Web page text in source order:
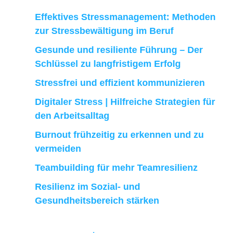
Effektives Stressmanagement: Methoden
zur Stressbewältigung im Beruf
Gesunde und resiliente Führung – Der
Schlüssel zu langfristigem Erfolg
Stressfrei und effizient kommunizieren
Digitaler Stress | Hilfreiche Strategien für
den Arbeitsalltag
Burnout frühzeitig zu erkennen und zu
vermeiden
Teambuilding für mehr Teamresilienz
Resilienz im Sozial- und
Gesundheitsbereich stärken